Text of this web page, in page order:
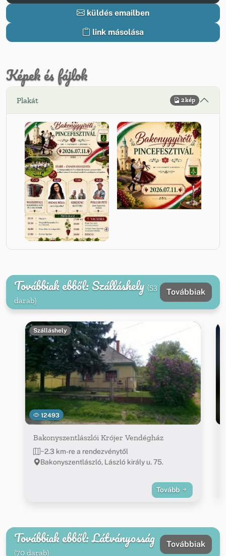
küldés emailben
link másolása
Képek és fájlok
Plakát 2 kép
Továbbiak ebből: Szálláshely (53
darab)
Továbbiak
12493
Szálláshely
Bakonyszentlászlói Krójer Vendégház
~2.3 km-re a rendezvénytől
Bakonyszentlászló, László király u. 75.
Tovább
Továbbiak ebből: Látványosság
(70 darab)
Továbbiak